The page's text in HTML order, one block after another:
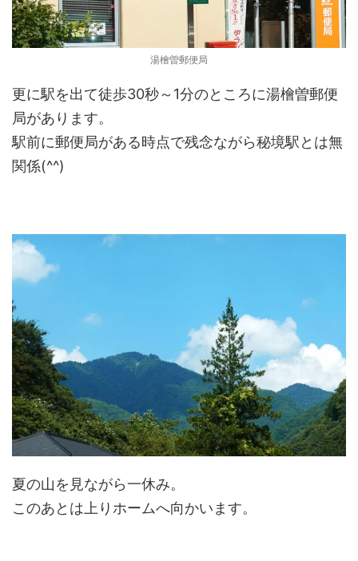
湯檜曽郵便局
更に駅を出て徒歩30秒～1分のところに湯檜曽郵便
局があります。
駅前に郵便局がある時点で残念ながら秘境駅とは無
関係(^^)
夏の山を見ながら一休み。
このあとは上りホームへ向かいます。